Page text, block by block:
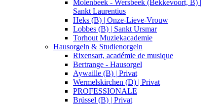
Molenbeek - Wersbeek (Bekkevoort, B) |
Sankt Laurentius
Heks (B) | Onze-Lieve-Vrouw
Lobbes (B) | Sankt Ursmar
Torhout Muziekacademie
Hausorgeln & Studienorgeln
Rixensart, académie de musique
Bertrange - Hausorgel
Aywaille (B) | Privat
Wermelskirchen (D) | Privat
PROFESSIONALE
Brüssel (B) | Privat